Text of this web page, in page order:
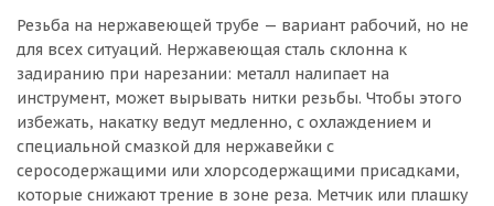
Резьба на нержавеющей трубе — вариант рабочий, но не
для всех ситуаций. Нержавеющая сталь склонна к
задиранию при нарезании: металл налипает на
инструмент, может вырывать нитки резьбы. Чтобы этого
избежать, накатку ведут медленно, с охлаждением и
специальной смазкой для нержавейки с
серосодержащими или хлорсодержащими присадками,
которые снижают трение в зоне реза. Метчик или плашку